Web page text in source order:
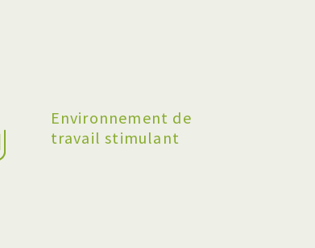
Environnement de
travail stimulant